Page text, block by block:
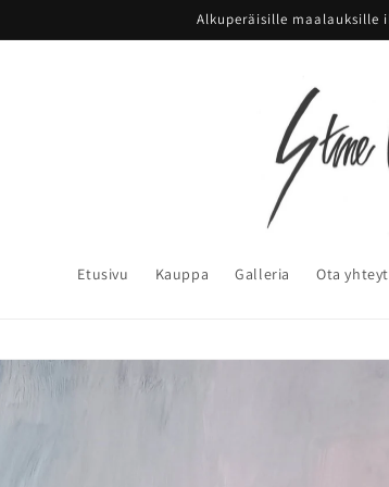
Alkuperäisille maalauksille
Etusivu Kauppa Galleria Ota